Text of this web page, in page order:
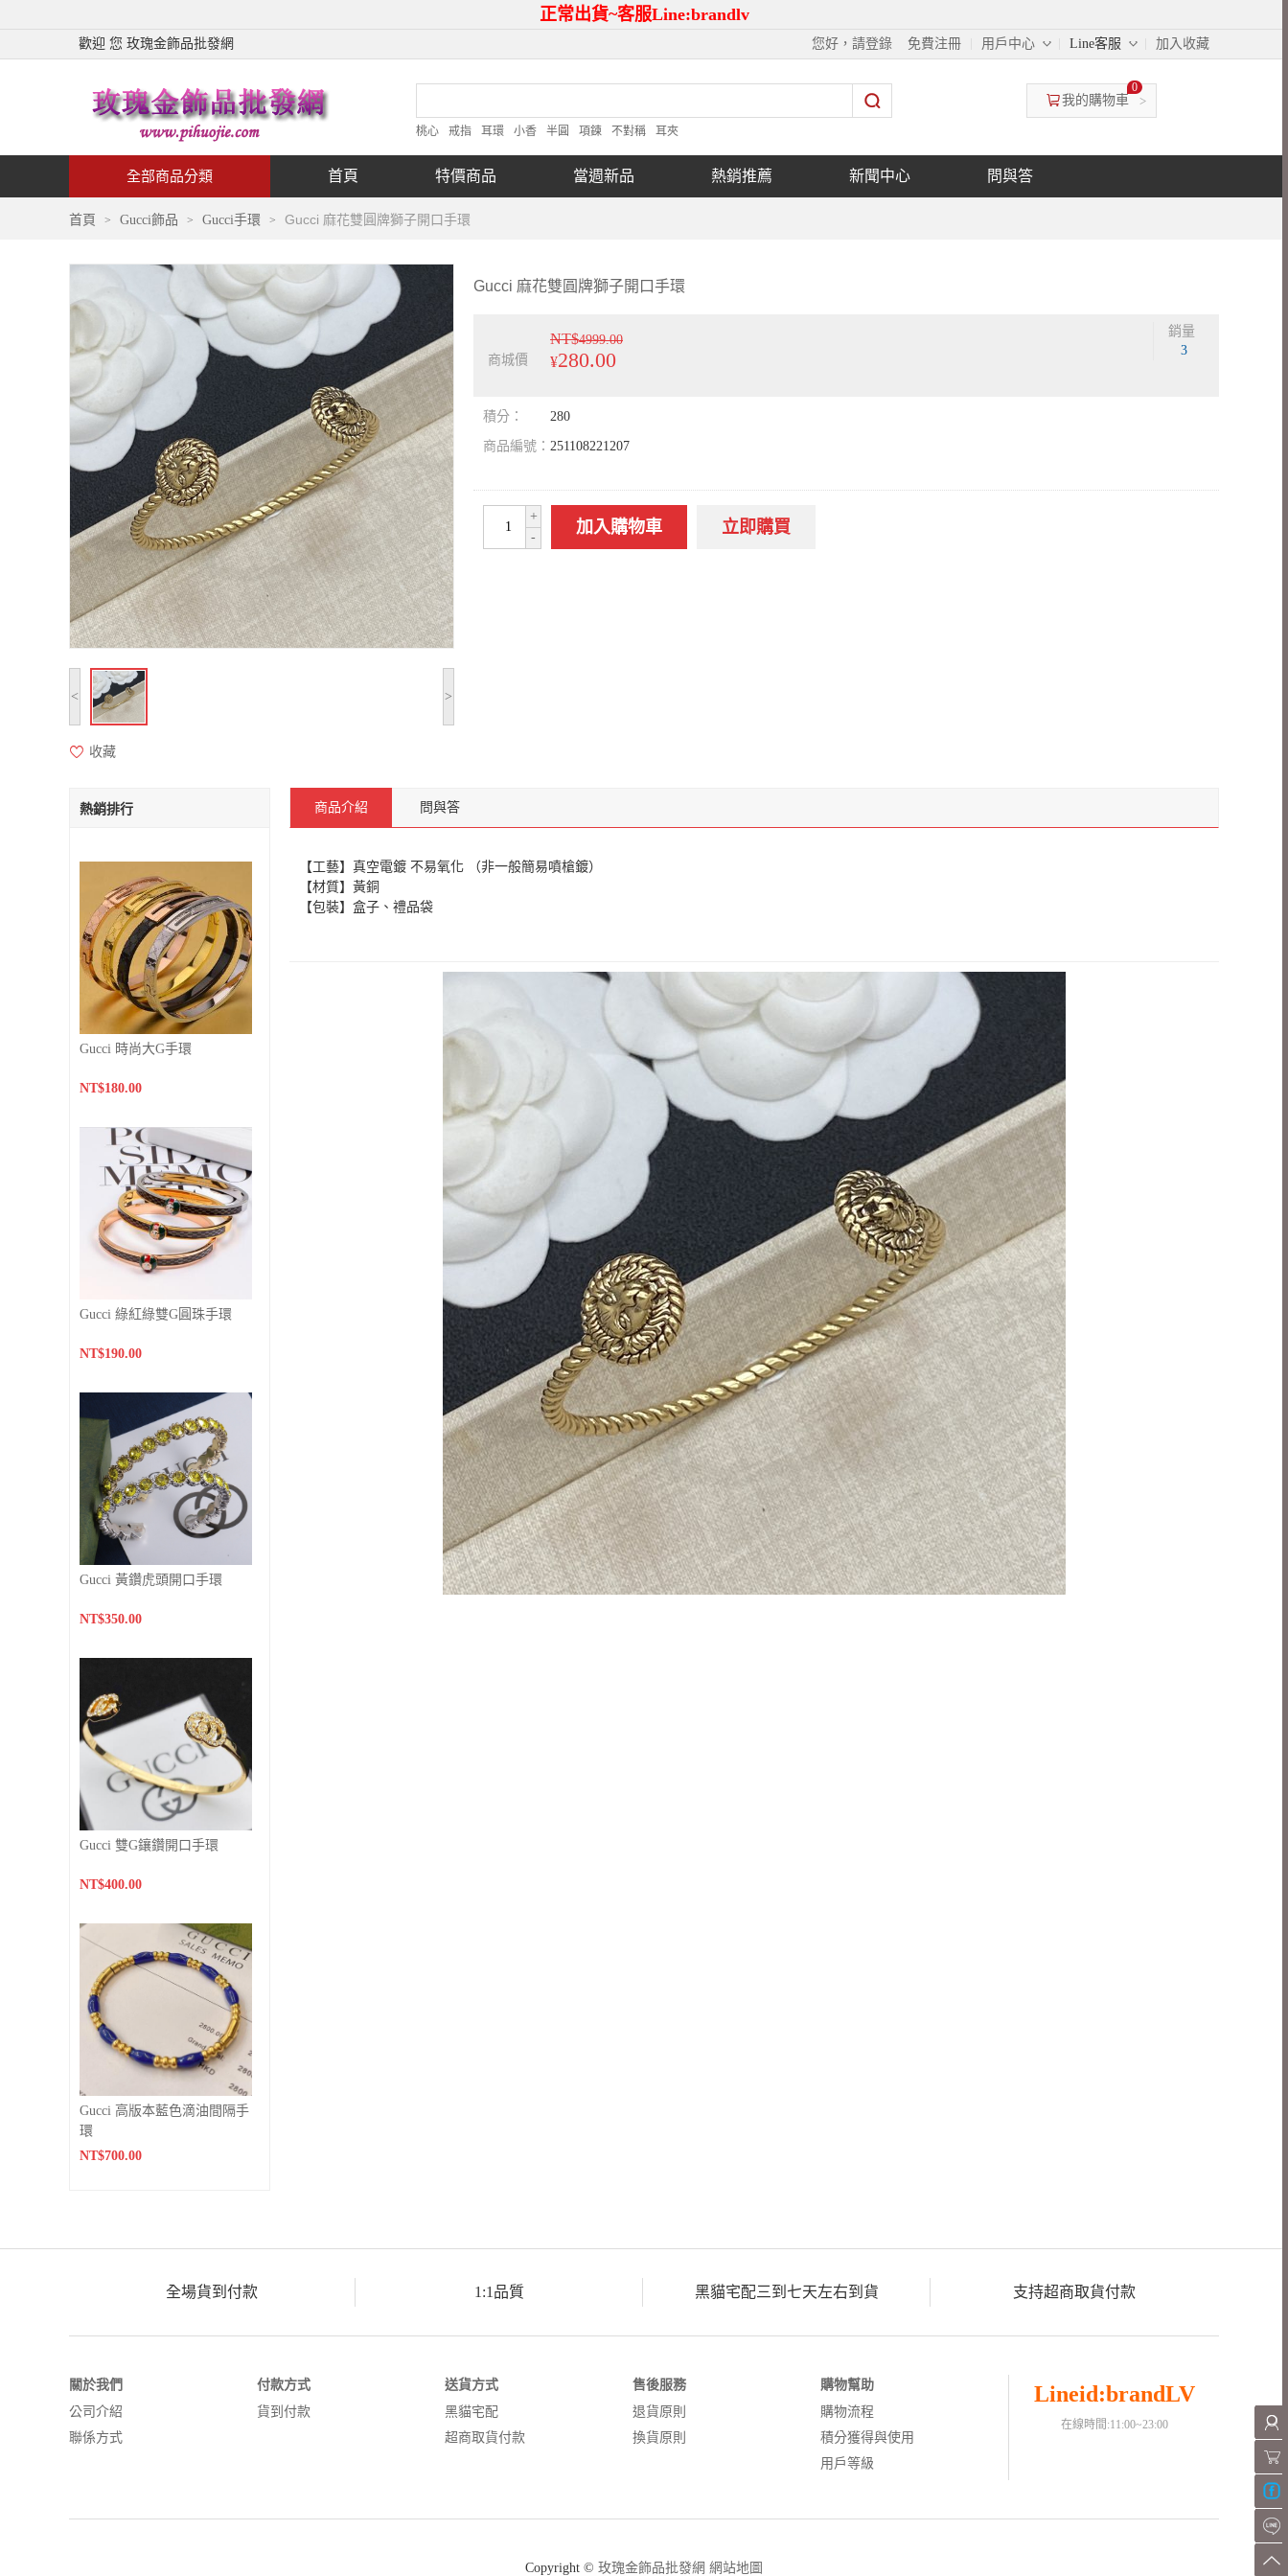
正常出貨~客服Line:brandlv
歡迎 您 玫瑰金飾品批發網 您好，請登錄 免費注冊 ◇
用戶中心 ◇
Line客服 加入收藏
>
0
我的購物車
桃心 戒指 耳環 小香 半圓 項鍊 不對稱 耳夾
全部商品分類 首頁 特價商品 當週新品 熱銷推薦 新聞中心 問與答
首頁 > Gucci飾品 > Gucci手環 > Gucci 麻花雙圓牌獅子開口手環
< >
收藏
Gucci 麻花雙圓牌獅子開口手環
NT$4999.00
商城價
¥280.00
銷量
3
積分： 280
商品編號： 251108221207
-
+
加入購物車 立即購買
熱銷排行
Gucci 時尚大G手環
NT$180.00
Gucci 綠紅綠雙G圓珠手環
NT$190.00
Gucci 黃鑽虎頭開口手環
NT$350.00
Gucci 雙G鑲鑽開口手環
NT$400.00
Gucci 高版本藍色滴油間隔手
環
NT$700.00
商品介紹 問與答
【工藝】真空電鍍 不易氧化 （非一般簡易噴槍鍍）
【材質】黃銅
【包裝】盒子、禮品袋
全場貨到付款 1:1品質 黑貓宅配三到七天左右到貨 支持超商取貨付款
關於我們
公司介紹
聯係方式
付款方式
貨到付款
送貨方式
黑貓宅配
超商取貨付款
售後服務
退貨原則
換貨原則
購物幫助
購物流程
積分獲得與使用
用戶等級
Lineid:brandLV
在線時間:11:00~23:00
Copyright © 玫瑰金飾品批發網 網站地圖